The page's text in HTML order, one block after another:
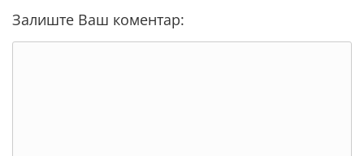
Залиште Ваш коментар: